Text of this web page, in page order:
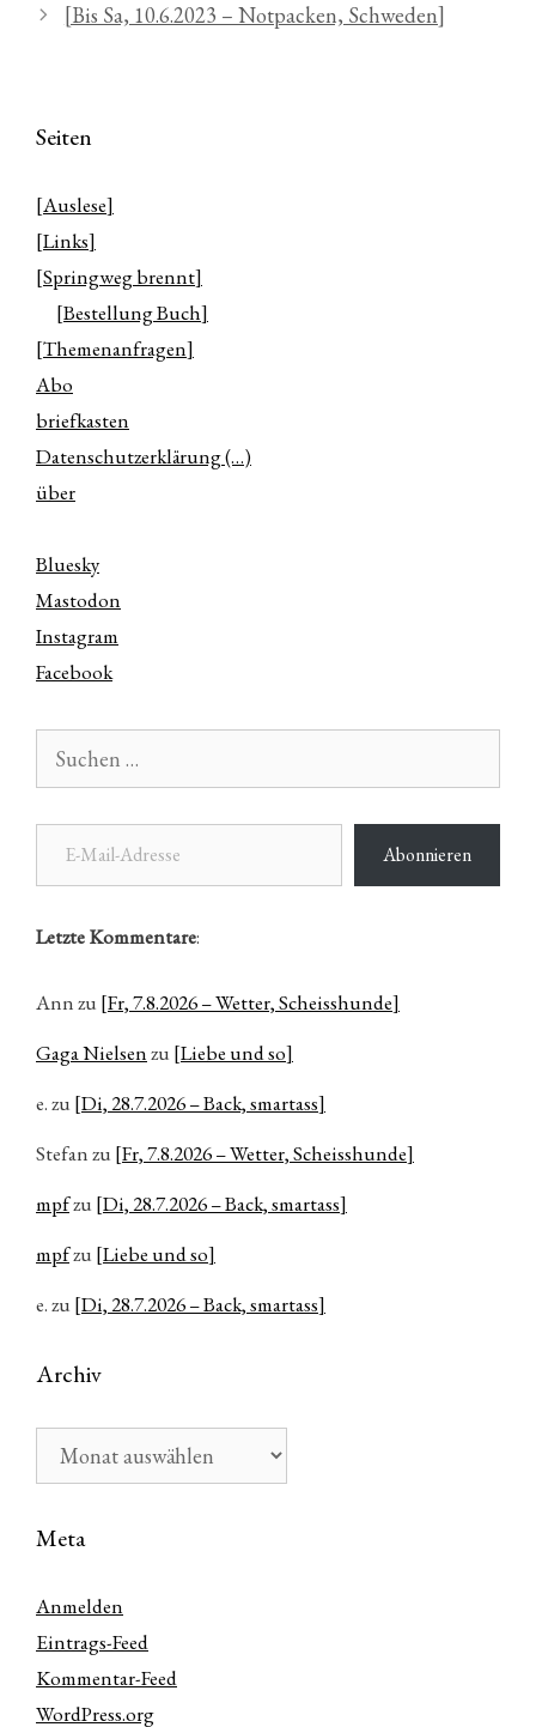
[Bis Sa, 10.6.2023 – Notpacken, Schweden]
Seiten
[Auslese]
[Links]
[Springweg brennt]
[Bestellung Buch]
[Themenanfragen]
Abo
briefkasten
Datenschutzerklärung (…)
über
Bluesky
Mastodon
Instagram
Facebook
nach:
E-Mail-Adresse
Abonnieren
Letzte Kommentare:
Annzu [Fr, 7.8.2026 – Wetter, Scheisshunde]
Gaga Nielsenzu [Liebe und so]
e.zu [Di, 28.7.2026 – Back, smartass]
Stefanzu [Fr, 7.8.2026 – Wetter, Scheisshunde]
mpfzu [Di, 28.7.2026 – Back, smartass]
mpfzu [Liebe und so]
e.zu [Di, 28.7.2026 – Back, smartass]
Archiv
Meta
Anmelden
Eintrags-Feed
Kommentar-Feed
WordPress.org